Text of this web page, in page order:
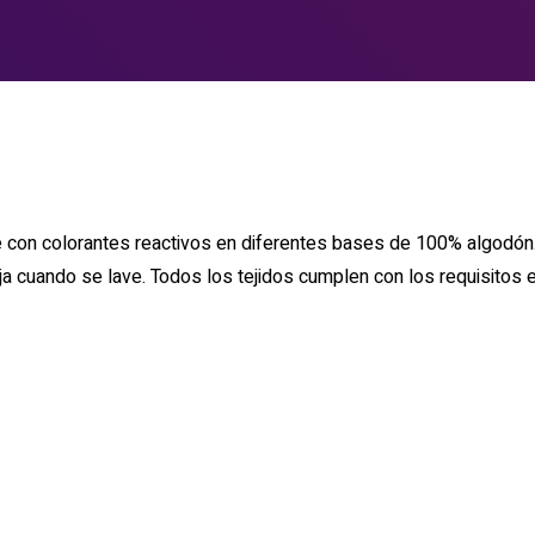
colorantes reactivos en diferentes bases de 100%
cuando se lave. Todos los tejidos cumplen con los requisitos